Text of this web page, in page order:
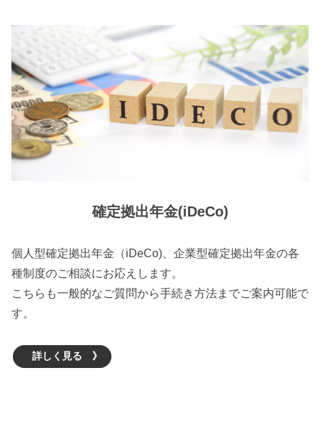
確定拠出年金(iDeCo)
個人型確定拠出年金（iDeCo)、企業型確定拠出年金の各
種制度のご相談にお応えします。
こちらも一般的なご質問から手続き方法までご案内可能で
す。
詳しく見る 》